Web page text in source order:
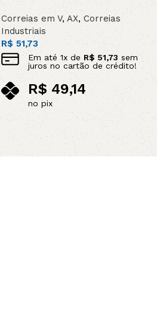
Correias em V,AX,Correias
Industriais
R$ 51,73
Em até1x de R$ 51,73 sem
juros no cartão de crédito!
R$49,14
no pix
Adicionar ao carrinho